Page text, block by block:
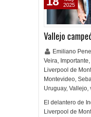
Vallejo
Emiliano
Veira, Importante,
Liverpool de
Montevideo,
Uruguay, Vallejo,
El delantero de
Liverpool de
2025